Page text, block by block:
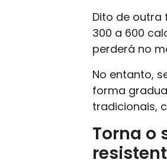
Dito de
300 a 600
perderá no
No entanto,
forma
tradicionais,
Torna o